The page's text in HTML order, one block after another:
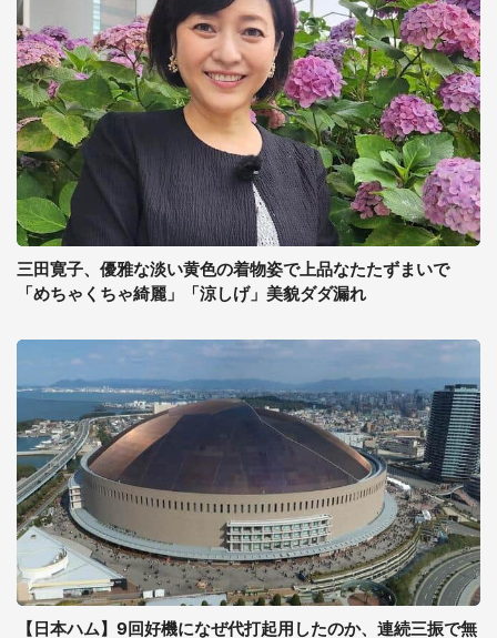
三田寛子、優雅な淡い黄色の着物姿で上品なたたずまいで
「めちゃくちゃ綺麗」「涼しげ」美貌ダダ漏れ
【日本ハム】9回好機になぜ代打起用したのか、連続三振で無